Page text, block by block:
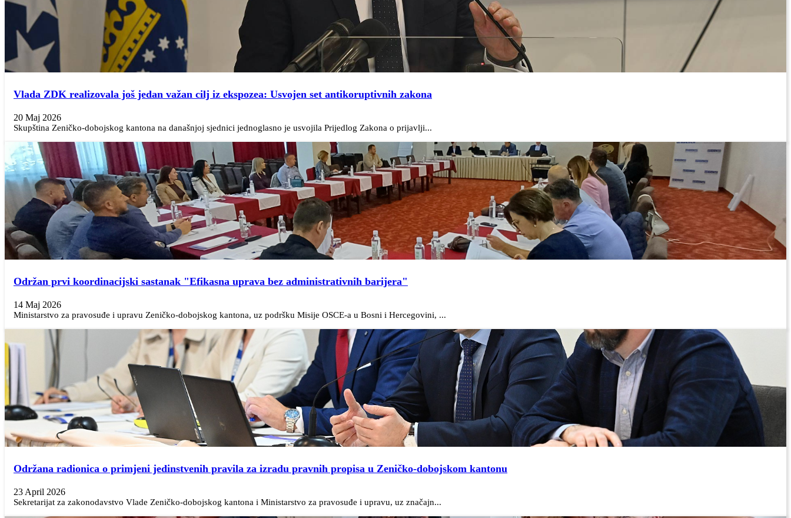
Vlada ZDK realizovala još jedan važan cilj iz ekspozea: Usvojen set antikoruptivnih zakona
20 Maj 2026
Skupština Zeničko-dobojskog kantona na današnjoj sjednici jednoglasno je usvojila Prijedlog Zakona o prijavlji...
Održan prvi koordinacijski sastanak "Efikasna uprava bez administrativnih barijera"
14 Maj 2026
Ministarstvo za pravosuđe i upravu Zeničko-dobojskog kantona, uz podršku Misije OSCE-a u Bosni i Hercegovini, ...
Održana radionica o primjeni jedinstvenih pravila za izradu pravnih propisa u Zeničko-dobojskom kantonu
23 April 2026
Sekretarijat za zakonodavstvo Vlade Zeničko-dobojskog kantona i Ministarstvo za pravosuđe i upravu, uz značajn...